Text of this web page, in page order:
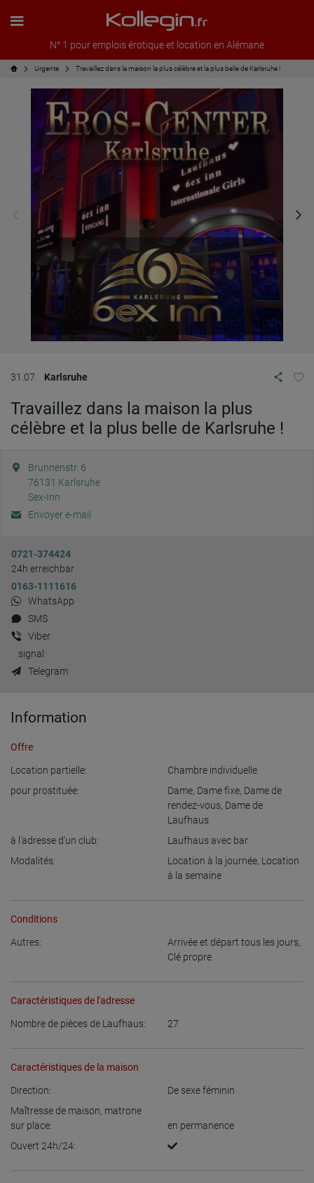
N° 1 pour emplois érotique et location en Alémane
Urgente Travaillez dans la maison la plus célèbre et la plus belle de Karlsruhe !
31.07. Karlsruhe
Travaillez dans la maison la plus
célèbre et la plus belle de Karlsruhe !
Brunnenstr. 6
76131 Karlsruhe
Sex-Inn
Envoyer e-mail
0721-374424
24h erreichbar
0163-1111616
WhatsApp
SMS
Viber
signal
Telegram
Information
Offre
Location partielle:
Chambre individuelle
pour prostituée:
Dame, Dame fixe, Dame de
rendez-vous, Dame de
Laufhaus
à l'adresse d'un club:
Laufhaus avec bar
Modalités:
Location à la journée, Location
à la semaine
Conditions
Autres: Arrivée et départ tous les jours,
Clé propre
Caractéristiques de l'adresse
Nombre de pièces de Laufhaus: 27
Caractéristiques de la maison
Direction:
De sexe féminin
Maîtresse de maison, matrone
sur place:
en permanence
Ouvert 24h/24: